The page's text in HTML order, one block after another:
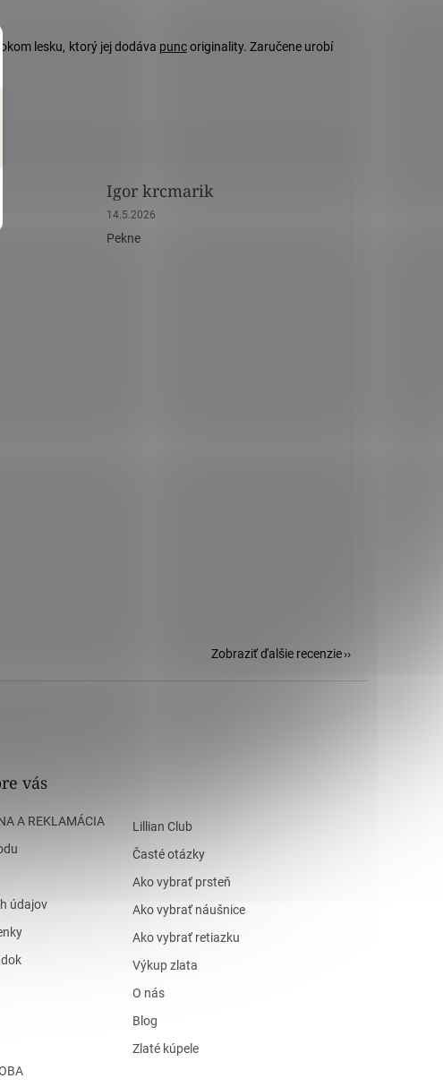
lesku, ktorý jej dodáva puncoriginality. Zaručene urobí
hviezdičiek.
Igor krcmarik
Hodnotenie obchodu je 5 z 5 hviezdičiek.
14.5.2026
Pekne
Zobraziť ďalšie recenzie
vás
A REKLAMÁCIA
údajov
Lillian Club
Časté otázky
Ako vybrať prsteň
Ako vybrať náušnice
Ako vybrať retiazku
Výkup zlata
O nás
Blog
Zlaté kúpele